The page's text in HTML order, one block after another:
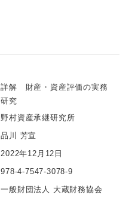
詳解 財産・資産評価の実務
研究
野村資産承継研究所
品川 芳宣
2022年12月12日
978-4-7547-3078-9
一般財団法人 大蔵財務協会